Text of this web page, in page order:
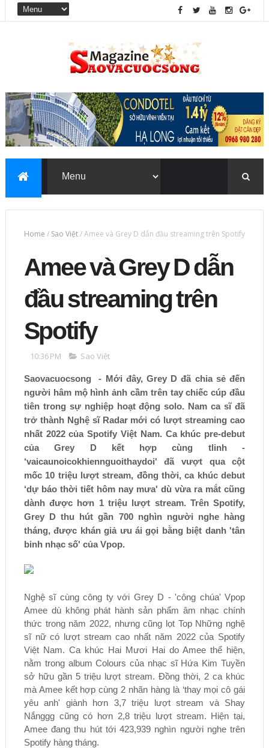
Home / Sao Việt/Amee và Grey D dẫn đầu streaming trên Spotify
Amee và Grey D dẫn
đầu streaming trên
Spotify
10:36 PM Sao Việt
Saovacuocsong - Mới đây, Grey D đã chia sẻ đến
người hâm mộ hình ảnh cầm trên tay chiếc cúp đầu
tiên trong sự nghiệp hoạt động solo. Nam ca sĩ đã
trở thành Nghệ sĩ Radar mới có lượt streaming cao
nhất 2022 của Spotify Việt Nam. Ca khúc pre-debut
của Grey D kết hợp cùng tlinh -
‘vaicaunoicokhiennguoithaydoi' đã vượt qua cột
mốc 10 triệu lượt stream, đồng thời, ca khúc debut
‘dự báo thời tiết hôm nay mưa' dù vừa ra mắt cũng
dành được hơn 1 triệu lượt stream. Trên Spotify,
Grey D thu hút gần 700 nghìn người nghe hàng
tháng, được khán giả ưu ái gọi bằng biệt danh 'tân
binh nhạc số' của Vpop.
Nghệ sĩ cùng công ty với Grey D - 'công chúa' Vpop
Amee dù không phát hành sản phẩm âm nhạc chính
thức trong năm 2022, nhưng cũng lọt Top Những nghệ
sĩ nữ có lượt stream cao nhất năm 2022 của Spotify
Việt Nam. Ca khúc Hai Mươi Hai do Amee thể hiện,
nằm trong album Colours của nhạc sĩ Hứa Kim Tuyền
sở hữu gần 5 triệu lượt stream. Đồng thời, 2 ca khúc
mà Amee kết hợp cùng 2 nhãn hàng là ‘thay mọi cô gái
yêu anh' giành hơn 3,7 triệu lượt stream và Shay
Nắnggg cũng có hơn 2,8 triệu lượt stream. Hiện tại,
Amee đang thu hút tới 423,939 nghìn người nghe trên
Spotify hàng tháng.